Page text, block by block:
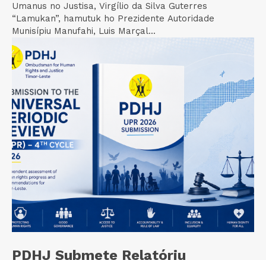
Umanus no Justisa, Virgílio da Silva Guterres
“Lamukan”, hamutuk ho Prezidente Autoridade
Munisípiu Manufahi, Luis Marçal...
PDHJ Submete Relatóriu